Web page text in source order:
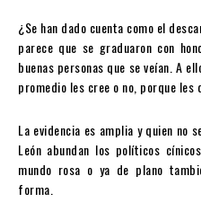
¿Se han dado cuenta como el
parece que se graduaron con
buenas personas que se veían. A
promedio les cree o no, porque les
La evidencia es amplia y quien no
León abundan los políticos
mundo rosa o ya de plano
forma.